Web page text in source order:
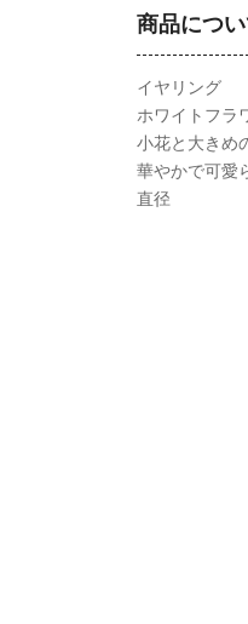
商品につ
イヤリング
ホワイトフラ
小花と大きめ
華やかで可愛
直径